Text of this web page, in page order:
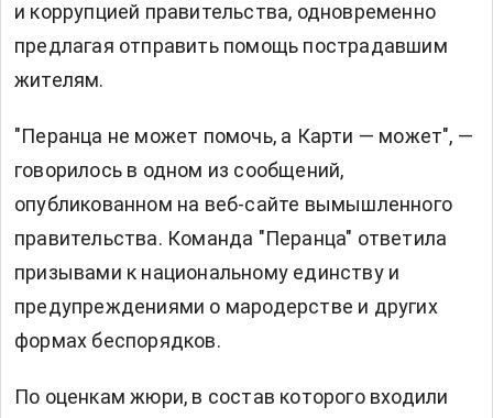
и коррупцией правительства, одновременно
предлагая отправить помощь пострадавшим
жителям.
"Перанца не может помочь, а Карти — может", —
говорилось в одном из сообщений,
опубликованном на веб-сайте вымышленного
правительства. Команда "Перанца" ответила
призывами к национальному единству и
предупреждениями о мародерстве и других
формах беспорядков.
По оценкам жюри, в состав которого входили